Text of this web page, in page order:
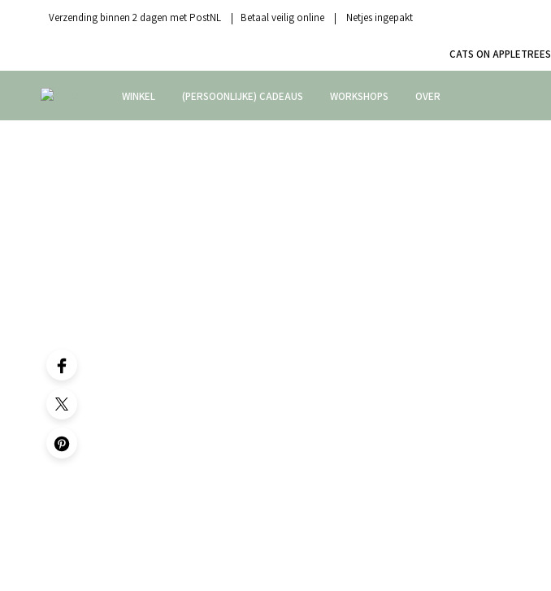
Verzending binnen 2 dagen met PostNL | Betaal veilig online | Netjes ingepakt
CATS ON APPLETREES
WINKEL (PERSOONLIJKE) CADEAUS WORKSHOPS OVER